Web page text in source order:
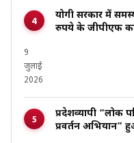
योगी सरकार में
रुपये के जीपीएफ
9
जुलाई
2026
प्रदेशव्यापी “लोक
प्रवर्तन